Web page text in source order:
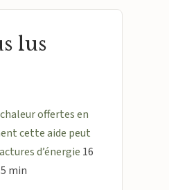
lus
offertes en
cette aide peut
d’énergie 16
min